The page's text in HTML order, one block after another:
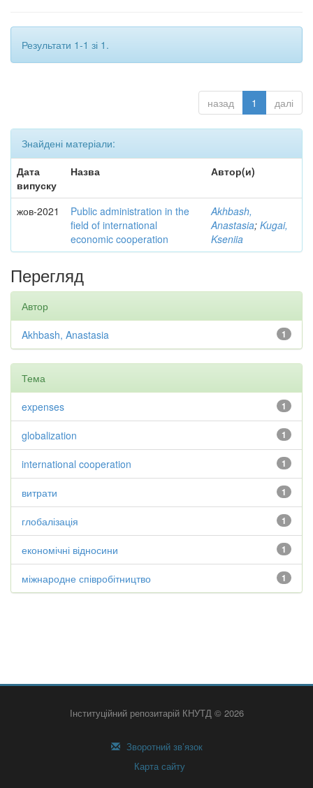
Результати 1-1 зі 1.
назад 1 далі
Знайдені матеріали:
Дата
випуску
Назва Автор(и)
жов-2021
Public administration in the
field of international
economic cooperation
Akhbash,
Anastasia; Kugai,
Kseniia
Перегляд
Автор
1
Akhbash, Anastasia
Тема
1
expenses
1
globalization
1
international cooperation
1
витрати
1
глобалізація
1
економічні відносини
1
міжнародне співробітництво
Інституційний репозитарій КНУТД © 2026
Зворотний зв’язок
Карта сайту